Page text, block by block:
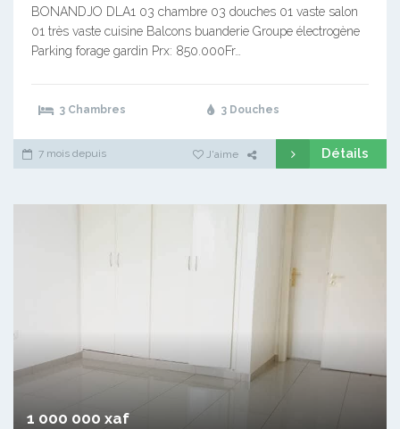
BONANDJO DLA1 03 chambre 03 douches 01 vaste salon
01 très vaste cuisine Balcons buanderie Groupe électrogène
Parking forage gardin Prx: 850.000Fr…
3 Chambres 3 Douches
7 mois depuis J'aime Détails
1 000 000 xaf